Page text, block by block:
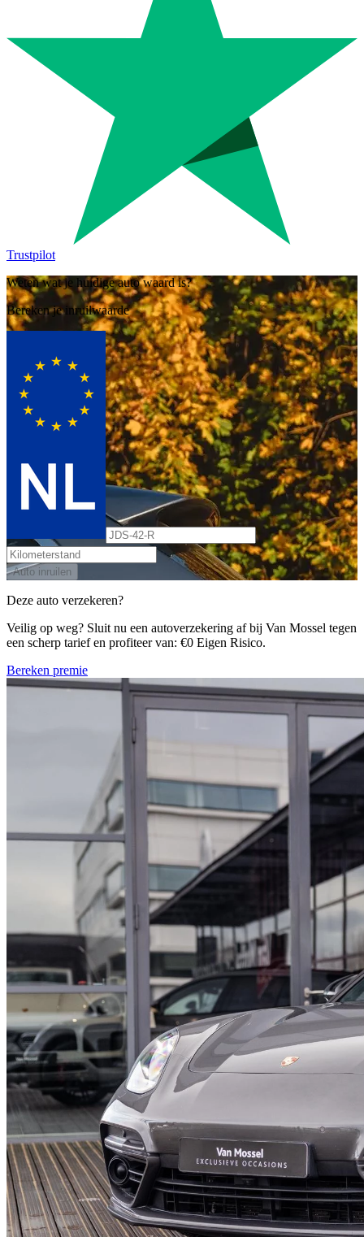
Trustpilot
Weten wat je huidige auto waard is?
Bereken je inruilwaarde
Auto inruilen
Deze auto verzekeren?
Veilig op weg? Sluit nu een autoverzekering af bij Van Mossel tegen
een scherp tarief en profiteer van: €0 Eigen Risico.
Bereken premie